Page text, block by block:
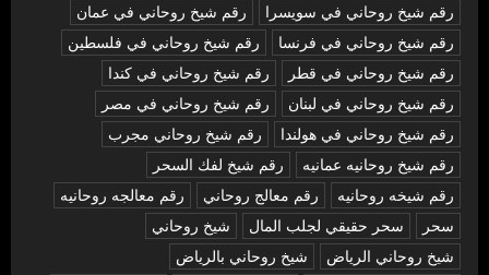
رقم شيخ روحاني في سويسرا
رقم شيخ روحاني في عمان
رقم شيخ روحاني في فرنسا
رقم شيخ روحاني في فلسطين
رقم شيخ روحاني في قطر
رقم شيخ روحاني في كندا
رقم شيخ روحاني في لبنان
رقم شيخ روحاني في مصر
رقم شيخ روحاني في هولندا
رقم شيخ روحاني مجرب
رقم شيخ روحانيه عمانيه
رقم شيخ لفك السحر
رقم شيخه روحانيه
رقم معالج روحاني
رقم معالجه روحانيه
سحر
سحر حقيقي لجلب المال
شيخ روحاني
شيخ روحاني الرياض
شيخ روحاني بالرياض